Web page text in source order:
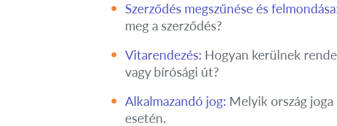
Szerződés megszűnése és
meg a szerződés?
Vitarendezés: Hogyan kerülnek
vagy bírósági út?
Alkalmazandó jog: Melyik ország
esetén.